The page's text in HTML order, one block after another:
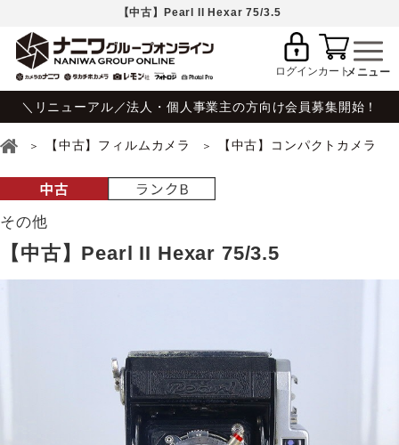
【中古】Pearl II Hexar 75/3.5
ログインカート
＼リニューアル／法人・個人事業主の方向け会員募集開始！
【中古】フィルムカメラ 【中古】コンパクトカメラ
その他
【中古】Pearl II Hexar 75/3.5